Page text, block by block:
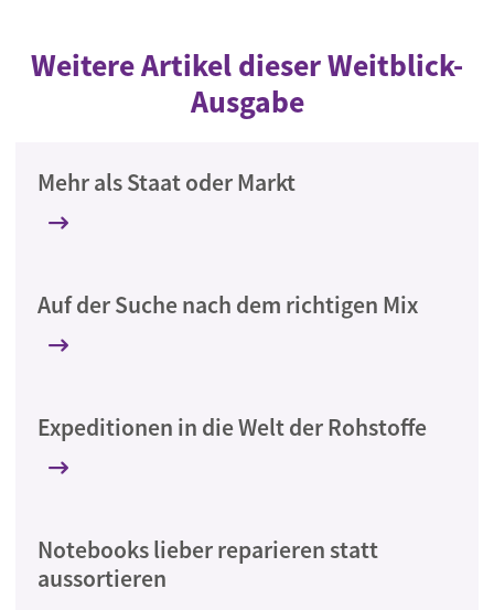
Weitere Artikel dieser Weitblick-
Ausgabe
Mehr als Staat oder Markt
Auf der Suche nach dem richtigen Mix
Expeditionen in die Welt der Rohstoffe
Notebooks lieber reparieren statt
aussortieren